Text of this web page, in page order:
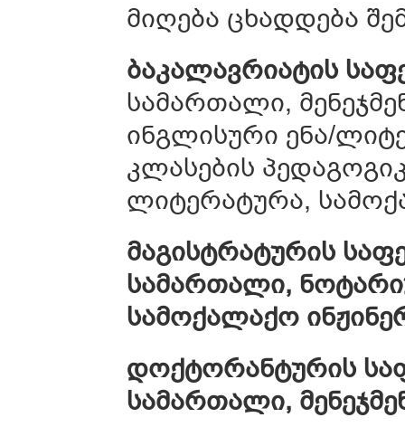
მიღება ცხადდება
ბაკალავრიატის
სამართალი,
ინგლისური ენა/
კლასების
ლიტერატურა,
მაგისტრატურის
სამართალი,
სამოქალაქო
დოქტორანტურის
სამართალი,